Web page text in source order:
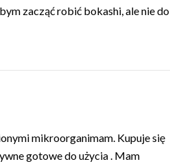
zacząć robić bokashi, ale nie do
mikroorganimam. Kupuje się
gotowe do użycia . Mam